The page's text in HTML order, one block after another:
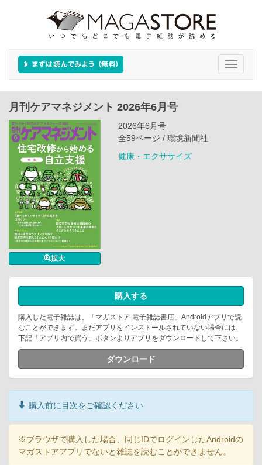
Toggle
月刊ケアマネジメント 2026年6月号
拡大
2026年6月号
全59ページ / 環境新聞社
健康・エクササイズ
購入する
購入した電子雑誌は、「マガストア 電子雑誌書店」Androidアプリで読
むことができます。まだアプリをインストールされていない場合には、
下記「アプリ内で買う」ボタンよりアプリをダウンロードして下さい。
ダウンロード
購入前に目次をご確認ください
※ブラウザで購入した場合、同じIDでログインしたAndroidの
マガストアアプリでないと雑誌を読むことができません。